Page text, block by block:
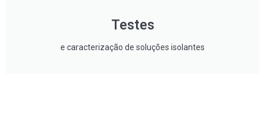
Testes
e caracterização de soluções isolantes